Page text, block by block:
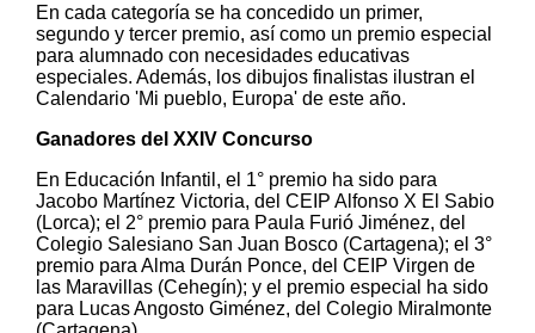
En cada categoría se ha concedido un primer,
segundo y tercer premio, así como un premio especial
para alumnado con necesidades educativas
especiales. Además, los dibujos finalistas ilustran el
Calendario 'Mi pueblo, Europa' de este año.
Ganadores del XXIV Concurso
En Educación Infantil, el 1° premio ha sido para
Jacobo Martínez Victoria, del CEIP Alfonso X El Sabio
(Lorca); el 2° premio para Paula Furió Jiménez, del
Colegio Salesiano San Juan Bosco (Cartagena); el 3°
premio para Alma Durán Ponce, del CEIP Virgen de
las Maravillas (Cehegín); y el premio especial ha sido
para Lucas Angosto Giménez, del Colegio Miralmonte